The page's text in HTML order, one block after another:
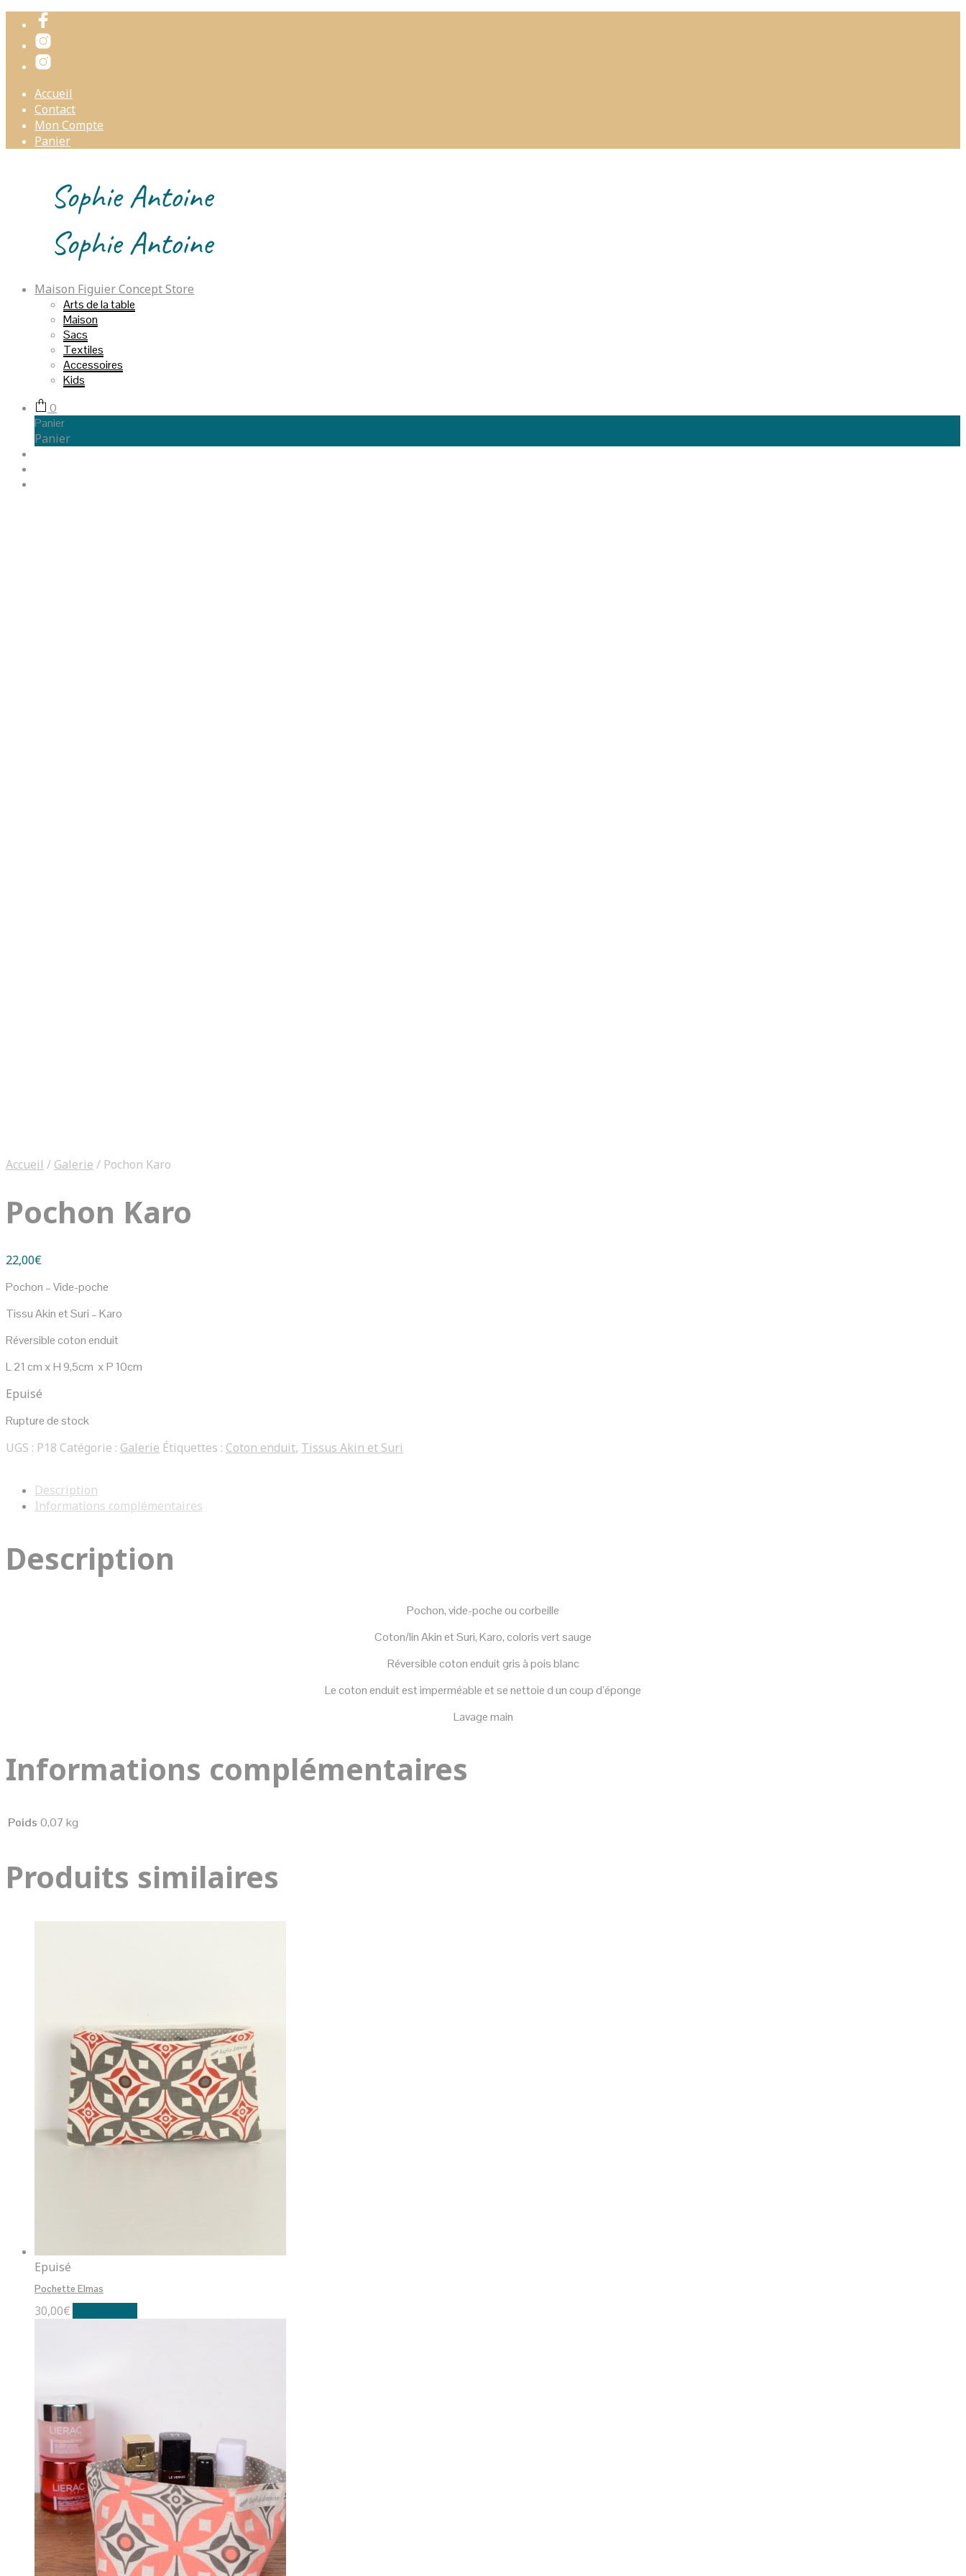
Accueil
Contact
Mon Compte
Panier
Maison Figuier Concept Store
Arts de la table
Maison
Sacs
Textiles
Accessoires
Kids
0
Panier
Panier
Accueil / Galerie / Pochon Karo
Pochon Karo
22,00€
Pochon – Vide-poche
Tissu Akin et Suri – Karo
Réversible coton enduit
L 21 cm x H 9,5cm x P 10cm
Epuisé
Rupture de stock
UGS : P18 Catégorie : Galerie Étiquettes : Coton enduit, Tissus Akin et Suri
Description
Informations complémentaires
Description
Pochon, vide-poche ou corbeille
Coton/lin Akin et Suri, Karo, coloris vert sauge
Réversible coton enduit gris à pois blanc
Le coton enduit est imperméable et se nettoie d un coup d’éponge
Lavage main
Informations complémentaires
Poids 0,07 kg
Produits similaires
Epuisé
Pochette Elmas
30,00€